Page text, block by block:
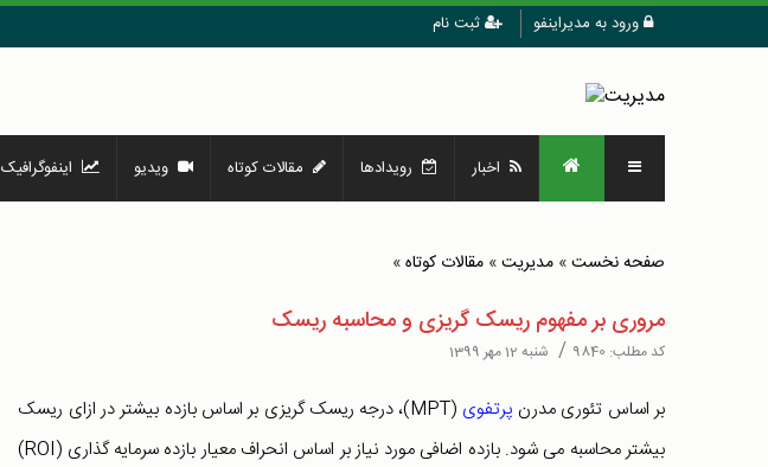
ورود به مدیراینفو ثبت نام
اخبار رویدادها مقالات کوتاه ویدیو اینفوگرافیک
صفحه نخست» مدیریت» مقالات کوتاه»
مروری بر مفهوم ریسک گریزی و محاسبه ریسک
کد مطلب: 9840
/ شنبه 12 مهر 1399
بر اساس تئوری مدرن پرتفوی
(MPT)، درجه ریسک گریزی بر اساس بازده بیشتر در ازای ریسک
بیشتر محاسبه می شود. بازده اضافی مورد نیاز بر اساس انحراف معیار بازده سرمایه گذاری (ROI)